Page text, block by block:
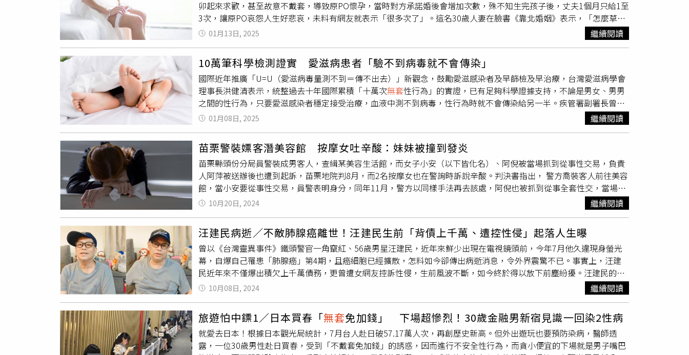
「妳自己病了不會先去看醫生？」而且男友也沒關心她病況，只會傳一堆調情字句，讓她心裡翻了無限個白眼。原PO感
嘆，剛交往時有一種被捧在手心呵護的感覺，但如今男友的態度和行為，令她幻想瞬間瓦解。更扯的是，男友這幾天提
出結婚的要求，「而且還可以
」、「我爸媽也催我生小孩這樣他們也會很開心」，內心頓時感到困惑，不斷問自
己：「這真的是我想要的男人嗎？」貼文曝光後，網友一面倒奉勸原PO分手，另外也有不少人懷疑真實性，「還特地
PO個車內照不知道妳意欲為何」、「 那張照片，好像室內的車子展示區，也許是創作文喔」、「我認為應該不是葉，
但很肯定是創作文」、「創作文啦，2張照片比芝麻糊還糊，上下文毫無關聯，車子還是展場照片，真的會笑死」。
卯起來求歡，甚至故意不戴套，導致原PO懷孕，當時對方承諾婚後會增加次數，殊不知生完孩子後，丈夫1個月只給1至
3次，讓原PO哀怨人生好悲哀，未料有網友就表示「很多次了」。這名30歲人妻在臉書《靠北婚姻》表示，「怎麼草食
男這麼少...偏偏被我遇到」，原PO表示，婚後丈夫每月僅給1至3次性生活，且持續3年，一度讓她氣到「再這樣下去...
我真的會偷吃」！原PO還懷疑，是不適丈夫睪固酮太過低導致性慾低，但對方堅稱只是太累，拒絕看醫生或接受婚姻諮
商，讓她感到相當失落，漸漸不再那麼愛對方，「雖然房事不是婚姻的一切，但覺得這件事是感情的潤滑劑，還有被愛
被需要的感覺，現在只有悲哀的感覺...我們才30歲」。這名人妻還回想起交往期間，前3個月性愛次都很正常，之後逐漸
遞減，原PO曾向對方坦言彼此不適合，結果丈夫竟卯起來求婚，那陣子次數也增加，甚至還故意無套 讓她受孕。老公當
時還強調，婚後會調整性愛次數，原PO對於這段婚姻也感到十分猶豫，糾結到懷孕7個月才登記結婚，沒想到卸貨後，
「生完一個月一次」，痛批丈夫騙很大。原PO甚至崩潰喊，當初老公故意讓她懷孕，如今孩子出生卻不願照顧，而且說
好的房事也不履行，令她大罵，「真煩...要守活寡一輩子想到就覺得人生好淒慘」、「這種婚姻到底有什麼意義？要怎
麼繼續走下去，身心靈都沒有得到滿足」，而貼文曝光後，網友則認為很正常吧，「我比妳更慘，結婚後一年三次，清
明、中秋、過年」、「一個月1至3次，蠻多的欸！一年1至3次才要哭吧」。不過也有網友笑說，「羨慕...果然別人的老
婆不會讓人失望」，還有人表示，「高度懷疑妳丈夫是同性戀，很多男同志會迫於社會壓力，跟異性結婚」、「通常都
是女生婚後性冷感比較多，很少男生的」，甚至有人直指，「他只是要一個傳宗接代的子宮，簡單來說，妳不是他心中
愛的那個人而已」。
01月13日, 2025 繼續閱讀
10萬筆科學檢測證實 愛滋病患者「驗不到病毒就不會傳染」
國際近年推廣「U=U（愛滋病毒量測不到＝傳不出去）」新觀念，鼓勵愛滋感染者及早篩檢及早治療，台灣愛滋病學會
理事長洪健清表示，統整過去十年國際累積「十萬次無套性行為」的實證，已有足夠科學證據支持，不論是男女、男男
之間的性行為，只要愛滋感染者穩定接受治療，血液中測不到病毒，性行為時就不會傳染給另一半。疾管署副署長曾淑
慧表示，最新統計，去年一整年國內新增愛滋感染者人數為1006人，再度回到千人大關，比前年的939人微幅增加，為
了讓國內愛滋防治工作做得更好，正確認知「U=U」觀念十分重要，讓愛滋病毒的感染者能夠接受篩檢並盡早治療，減
少社區傳播風險。依聯合國愛滋規劃署（UNAIDS）指引及現有最佳可得知之科學及醫學證據顯示，感染者穩定接受抗
病毒藥物治療，並維持體內愛滋病毒量有效抑制達測不到（＜200 copies／ml），就不會透過性行為傳染愛滋病毒給他
人，也就是國際共識「Undetectable = Untransmittable」（簡稱U=U），愛滋病毒量測不到就傳不出去。洪健清指
出，「U=U」就是，當感染者血液測不到病毒時，就不會透過性行為傳染給伴侶，這個觀念是從1998年由瑞士衛生當局
率先宣告，直到現在已經有足夠的科學證據。「U=U」科學證據確鑿，愛滋病測不到病毒量就不傳染。（圖／疾管署提
供）洪健清表示，綜整過去十年、國際間四個大型研究發現，累積了至少十萬次
性行為的接觸，不管是男女異性或
男男同性，在沒有戴保險套之下，只要一方是穩定接受治療的愛滋感染者，其伴侶在研究觀察當中沒有任何一個人受到
傳染，甚至於其他性病的接觸也沒有造成傳染。「這是很重要的科學證據跟醫學知識」，洪健清表示，感染者只要好好
接受抗病毒治療，身體的免疫系統可以恢復健康，且站在公衛角度，不會把病毒傳播出來。但疾管署2023年曾進行國內
調查，結果只有50％的人知道「U=U」，年長者接受的速度較慢，年輕人則相對接受度較高。洪健清說，愛滋病毒雖透
過血液或體液傳染，但愛滋病毒量的高低才是傳染力的關鍵。台灣目前愛滋感染第一線治療處方單錠複方藥物，只要一
天一顆，愛滋感染者便能控制病毒量，鼓勵感染者持續穩定治療並維持體內愛滋病毒量低於200 copies／ml，也就是醫
學上定義為測不到病毒（undetectable）。而一般日常生活接觸，如：擁抱、牽手、共用餐具或馬桶、蚊子叮咬等都不
會傳染愛滋病毒。「U=U」科學證據確鑿，愛滋病測不到病毒量就不傳染。（圖／疾管署提供）
01月08日, 2025 繼續閱讀
苗栗警裝嫖客潛美容館 按摩女吐辛酸：妹妹被撞到發炎
苗栗縣頭份分局員警裝成男客人，查緝某美容生活館，而女子小安（以下皆化名）、阿倪被當場抓到從事性交易，負責
人阿萍被送辦後也遭到起訴，苗栗地院判8月，而2名按摩女也在警詢時訴說辛酸。判決書指出， 警方喬裝客人前往美容
館，當小安要從事性交易，員警表明身分，同年11月，警方以同樣手法再去該處，阿倪也被抓到從事全套性交，當場查
獲2個保險套。負責人阿萍則是否認有拉皮條，美容師只做純按摩，小安沒做什麼，阿倪要性交易是自己的意思，全套
2500元是指洗頭按摩，1500元「半套」就只有按摩。據了解，全套性交易一次2500元從事，女子拿1500元，阿萍拿
1000元，半套則是1500元，雙方對分。從警方在6月的錄音譯文可見，小安跟員警說，「我們是全套店」，如果要半套
也是收2500元，純的按摩服務也不錯，而有客人想要她幫舔蛋蛋，她拒絕還跟客人爭吵。最後，員警表示，「可以先按
嗎？」小安回，「不行，我們要先洗澡，為什麼我們要幫客人洗澡，是因為我們會幫客人檢查鳥鳥。」11月員警再去該
店，問店主阿萍，「全部全套的話你們這邊有沒有保險套」阿萍說，「這邊都有」，而現在小姐只剩一位，這個胸大風
評不錯。阿倪透露，她以前做純按摩，員警表示，這個賺比較多。阿倪指出，1/3的錢都拿去看醫生，「妹妹（指私處）
撞到發炎、撞到破皮，然後腰撞傷」。員警又說，「來這邊沒遇到客人說要
無套的，我
不敢。你記得八月份的時候嗎？八月份苗栗西勢美的愛滋病。我聽說啦，170幾個被傳染，多可怕。」而警方也當場查
扣帳單，上面寫客人的回饋，而阿萍也坦承一切屬實。小安到庭辯稱，面試時說從是違反行為會開除，但她沒美容證照
也不會按摩，到職也沒培訓，她在家幫老公按自學。阿萍也說，「我不會去教美容師要怎麼幫客人按摩還是洗頭，就只
是口頭告知，因為我自己也不會」。法官認為，如果美容館真是提供按摩服務營利，怎會僱用完全沒有按摩專業的小安
服務客人，所以小安證述顯有迴護阿萍之嫌，審酌阿萍高職畢業，目前跑外送，幫岳父做泥水的小工，收入不一定，也
10月20日, 2024 繼續閱讀
汪建民病逝／不敵肺腺癌離世！汪建民生前「背債上千萬、遭控性侵」起落人生曝
曾以《台灣靈異事件》鐵頭警官一角竄紅、56歲男星汪建民，近年來鮮少出現在電視鏡頭前，今年7月他久違現身螢光
幕，自爆自己罹患「肺腺癌」第4期，且癌細胞已經擴散，怎料如今卻傳出病逝消息，令外界震驚不已。事實上，汪建
民近年來不僅爆出積欠上千萬債務，更曾遭女網友控訴性侵，生前風波不斷，如今終於得以放下前塵紛擾。汪建民的妹
妹今（8日）在臉書悲痛證實病逝噩耗，指汪建民於昨（7日）晚間已經與世長辭，「很謝謝最後這段時間幫忙的朋友
們，包含所有細心照顧的醫療人員、社工朋友。謝謝一直以來支持建民哥的朋友們！也對所有被建民哥虧欠的朋友們，
致上最深最深的歉意，這輩子虧欠的讓他下輩子還給各位，也懇求各位高抬貴手，給家人們一個空間，隨著建民哥的離
世，一切煙消雲散！最後謝謝在建民哥最後這段時間陪伴他的女朋友Joan，謝謝妳在他身邊的不離不棄，也讓妳承擔了
很多事情，再次感謝。最後祝福大家平安健康。」事實上，以飾演《台灣靈異事件》鐵頭警官一角竄紅的汪建民，當年
工作邀約不間斷，每月收入高達30萬元，自覺賺錢容易的他，經常大手筆購買奢侈品肆意揮霍錢財，入不敷出的狀況
10月08日, 2024 繼續閱讀
旅遊怕中鏢1／日本買春「無套免加錢」 下場超慘烈！30歲金融男新宿見識一回染2性病
就愛去日本！根據日本觀光局統計，7月台人赴日破57.17萬人次，再創歷史新高。但外出遊玩也要預防染病，醫師透
露，一位30歲男性赴日買春，受到「不戴套免加錢」的誘惑，因而進行不安全性行為，而貪小便宜的下場就是男子嘴巴